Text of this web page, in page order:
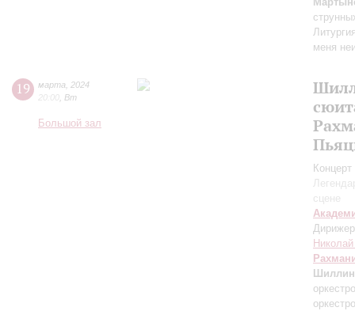
меня
19 марта
2024
20:00 Вт
Большой зал
сцене